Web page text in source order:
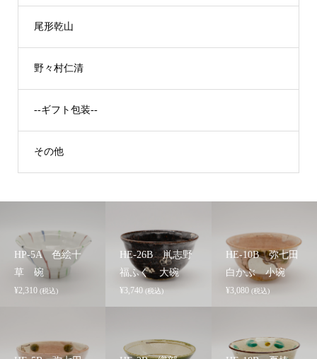
尾形乾山
野々村仁清
--ギフト包装--
その他
HP-5A 色絵十
草 碗
¥2,310 (税込)
HE-26B 鼡志野
福ふく 大碗
¥3,740 (税込)
HE-10B 弥七田
白かぶ 小碗
¥3,080 (税込)